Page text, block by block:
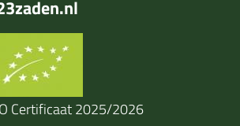
Certificaat 2025/2026